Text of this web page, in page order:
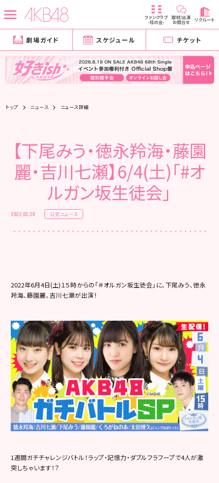
ファンクラブ
-柱の会-
取材/出演
お問合せ リクルート
劇場ガイド スケジュール チケット
トップ ニュース ニュース詳細
【下尾みう・徳永羚海・藤園
麗・吉川七瀬】6/4(土)「#オ
ルガン坂生徒会」
2022.05.30 公式ニュース
2022年6月4日(土)１５時からの「＃オルガン坂生徒会」に、下尾みう、徳永
羚海、藤園麗、吉川七瀬が出演！
1週間ガチチャレンジバトル！ラップ・記憶力・ダブルフラフープで4人が激
突しちゃいます！？